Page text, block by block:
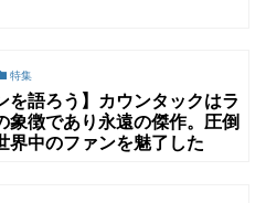
特集
を語ろう】カウンタックはラ
象徴であり永遠の傑作。圧倒
界中のファンを魅了した